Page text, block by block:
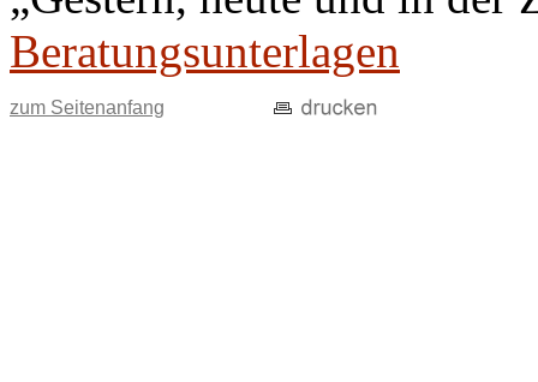
Beratungsunterlagen
zum Seitenanfang